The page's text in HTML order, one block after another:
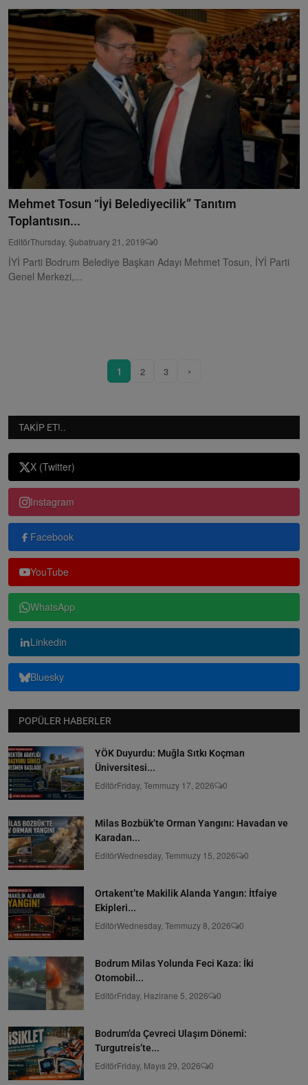
Mehmet Tosun “İyi Belediyecilik” Tanıtım
Toplantısın...
EditörThursday, Şubatruary 21, 2019 0
İYİ Parti Bodrum Belediye Başkan Adayı Mehmet Tosun, İYİ Parti
Genel Merkezi,...
1 2 3 ›
TAKIP ET!..
X (Twitter)
Instagram
Facebook
YouTube
WhatsApp
Linkedin
Bluesky
POPÜLER HABERLER
YÖK Duyurdu: Muğla Sıtkı Koçman
Üniversitesi...
EditörFriday, Temmuzy 17, 2026 0
Milas Bozbük’te Orman Yangını: Havadan ve
Karadan...
EditörWednesday, Temmuzy 15, 2026 0
Ortakent’te Makilik Alanda Yangın: İtfaiye
Ekipleri...
EditörWednesday, Temmuzy 8, 2026 0
Bodrum Milas Yolunda Feci Kaza: İki
Otomobil...
EditörFriday, Hazirane 5, 2026 0
Bodrum’da Çevreci Ulaşım Dönemi:
Turgutreis’te...
EditörFriday, Mayıs 29, 2026 0